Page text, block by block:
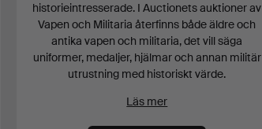
historieintresserade. I Auctionets auktioner av
Vapen och Militaria återfinns både äldre och
antika vapen och militaria, det vill säga
uniformer, medaljer, hjälmar och annan militär
utrustning med historiskt värde.
Läs mer